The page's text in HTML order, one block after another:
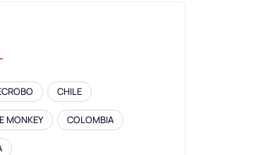
CHILE
MONKEY COLOMBIA